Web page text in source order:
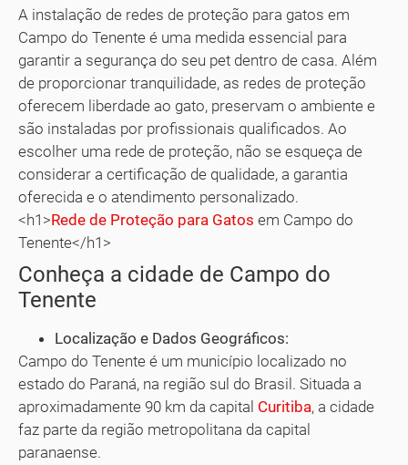
A instalação de redes de proteção para gatos em
Campo do Tenente é uma medida essencial para
garantir a segurança do seu pet dentro de casa. Além
de proporcionar tranquilidade, as redes de proteção
oferecem liberdade ao gato, preservam o ambiente e
são instaladas por profissionais qualificados. Ao
escolher uma rede de proteção, não se esqueça de
considerar a certificação de qualidade, a garantia
oferecida e o atendimento personalizado.
<h1>Rede de Proteção para Gatos em Campo do
Tenente</h1>
Conheça a cidade de Campo do
Tenente
Localização e Dados Geográficos:
Campo do Tenente é um município localizado no
estado do Paraná, na região sul do Brasil. Situada a
aproximadamente 90 km da capital Curitiba, a cidade
faz parte da região metropolitana da capital
paranaense.